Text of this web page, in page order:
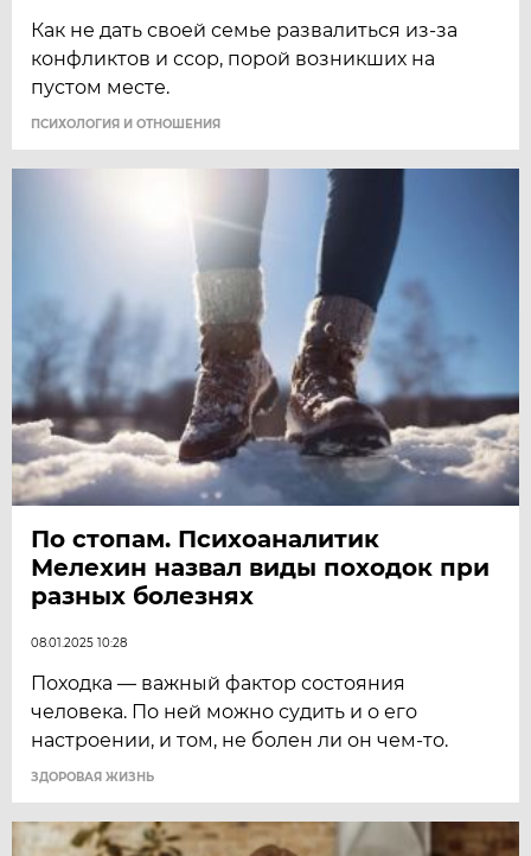
Как не дать своей семье развалиться из-за
конфликтов и ссор, порой возникших на
пустом месте.
ПСИХОЛОГИЯ И ОТНОШЕНИЯ
По стопам. Психоаналитик
Мелехин назвал виды походок при
разных болезнях
08.01.2025 10:28
Походка — важный фактор состояния
человека. По ней можно судить и о его
настроении, и том, не болен ли он чем-то.
ЗДОРОВАЯ ЖИЗНЬ